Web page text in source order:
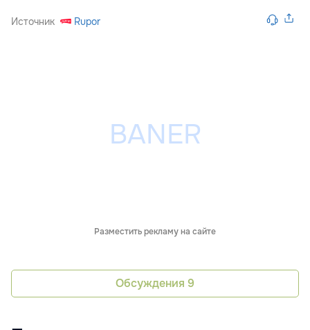
Источник Rupor
Разместить рекламу на сайте
Обсуждения 9